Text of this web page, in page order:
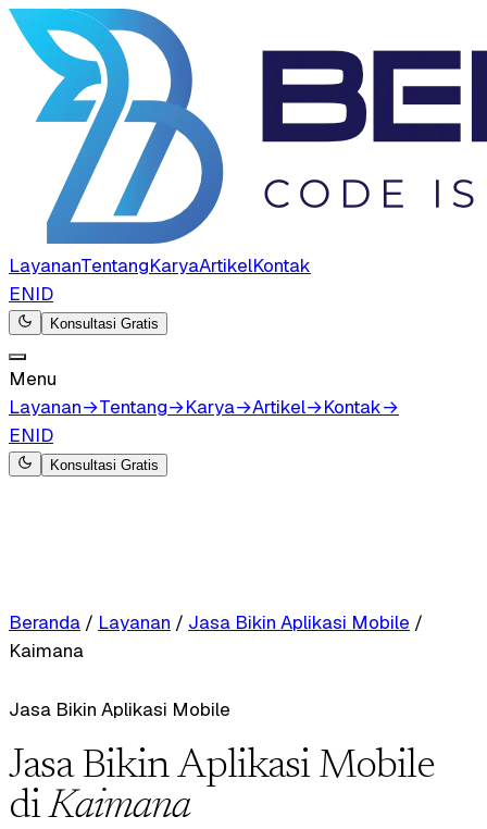
LayananTentangKaryaArtikelKontak
ENID
Konsultasi Gratis
Menu
Layanan→Tentang→Karya→Artikel→Kontak→
ENID
Konsultasi Gratis
Beranda / Layanan / Jasa Bikin Aplikasi Mobile /
Kaimana
Jasa Bikin Aplikasi Mobile
Jasa Bikin Aplikasi Mobile
diKaimana